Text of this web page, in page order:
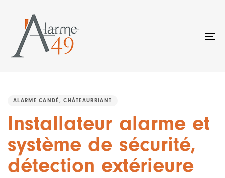
primary
navigation
Skip
IN:
ALARME CANDÉ, CHÂTEAUBRIANT
Installateur alarme et
système de sécurité,
détection extérieure